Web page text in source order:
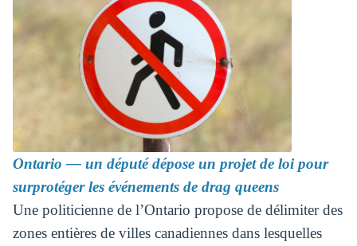
Ontario — un député dépose un projet de loi pour
surprotéger les événements de drag queens
Une politicienne de l’Ontario propose de délimiter des
zones entières de villes canadiennes dans lesquelles